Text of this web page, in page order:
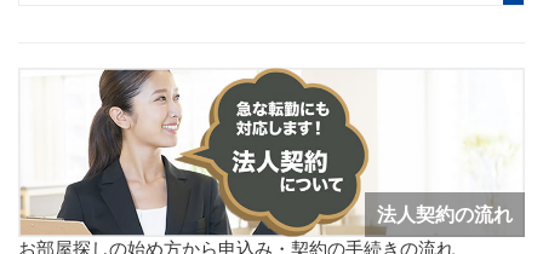
法人契約の流れ
お部屋探しの始め方から申込み・契約の手続きの流れ